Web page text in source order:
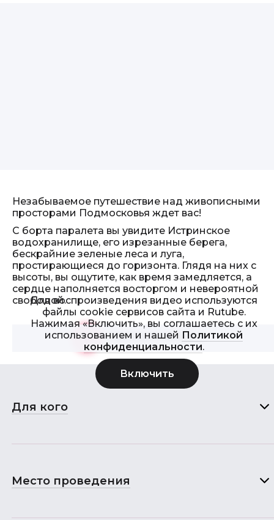
Незабываемое путешествие над живописными
просторами Подмосковья ждет вас!
С борта паралета вы увидите Истринское
водохранилище, его изрезанные берега,
бескрайние зеленые леса и луга,
простирающиеся до горизонта. Глядя на них с
высоты, вы ощутите, как время замедляется, а
сердце наполняется восторгом и невероятной
свободой.
Смотреть видео>
Для воспроизведения видео используются
файлы cookie сервисов сайта и Rutube.
Нажимая «Включить», вы соглашаетесь с их
использованием и нашей Политикой
конфиденциальности.
Для кого
Место проведения